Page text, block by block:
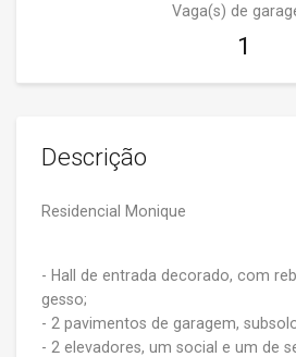
Vaga(s) de
1
Descrição
Residencial Monique
- Hall de entrada decorado, com
gesso;
- 2 pavimentos de garagem,
- 2 elevadores, um social e um de